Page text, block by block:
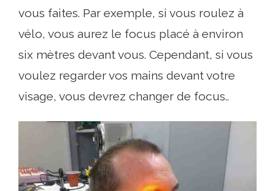
vous faites. Par exemple, si vous roulez à
vélo, vous aurez le focus placé à environ
six mètres devant vous. Cependant, si vous
voulez regarder vos mains devant votre
visage, vous devrez changer de focus..